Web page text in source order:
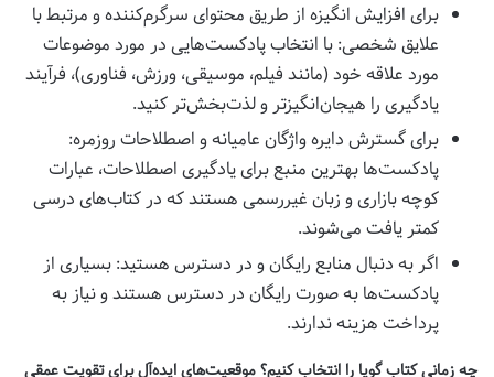
برای افزایش انگیزه از طریق محتوای سرگرم‌کننده و مرتبط با
علایق شخصی: با انتخاب پادکست‌هایی در مورد موضوعات
مورد علاقه خود (مانند فیلم، موسیقی، ورزش، فناوری)، فرآیند
یادگیری را هیجان‌انگیزتر و لذت‌بخش‌تر کنید.
برای گسترش دایره واژگان عامیانه و اصطلاحات روزمره:
پادکست‌ها بهترین منبع برای یادگیری اصطلاحات، عبارات
کوچه بازاری و زبان غیررسمی هستند که در کتاب‌های درسی
کمتر یافت می‌شوند.
اگر به دنبال منابع رایگان و در دسترس هستید: بسیاری از
پادکست‌ها به صورت رایگان در دسترس هستند و نیاز به
پرداخت هزینه ندارند.
چه زمانی کتاب گویا را انتخاب کنیم؟ موقعیت‌های ایده‌آل برای تقویت عمقی